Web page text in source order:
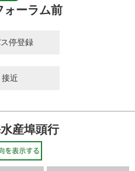
ォーラム前
停登録
接近
産埠頭行